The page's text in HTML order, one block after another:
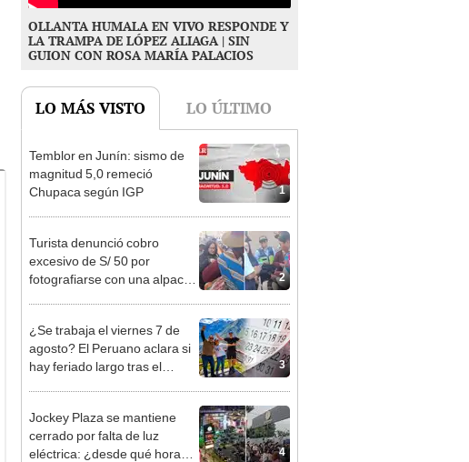
OLLANTA HUMALA EN VIVO RESPONDE Y
LA TRAMPA DE LÓPEZ ALIAGA | SIN
GUION CON ROSA MARÍA PALACIOS
LO MÁS VISTO LO ÚLTIMO
1
Temblor en Junín: sismo de
magnitud 5,0 remeció
Chupaca según IGP
2
Turista denunció cobro
excesivo de S/ 50 por
fotografiarse con una alpaca
3
¿Se trabaja el viernes 7 de
agosto? El Peruano aclara si
hay feriado largo tras el
4
Jockey Plaza se mantiene
cerrado por falta de luz
eléctrica: ¿desde qué hora